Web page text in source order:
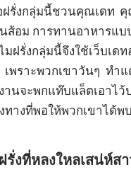
ฝรั่งกลุ่มนี้ชวนคุณเดท
ส้อม การทานอาหารแบ
มฝรั่งกลุ่มนี้จึงใช้​เว็บเ
พราะพวกเขาวันๆ ทำ
านจะพกแท๊บแล็ตเอาไ
ทางที่พอให้พวกเขาได้
รั่งที่หลงใหลเสน่ห์สา